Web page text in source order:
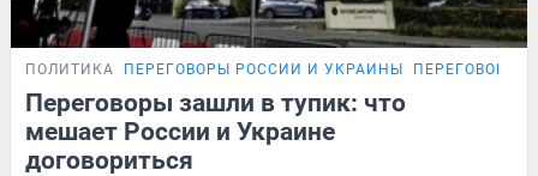
ПОЛИТИКА ПЕРЕГОВОРЫ РОССИИ И УКРАИНЫ ПЕРЕГОВОРЫ
Переговоры зашли в тупик: что
мешает России и Украине
договориться